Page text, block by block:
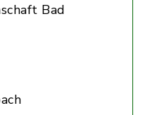
Bad